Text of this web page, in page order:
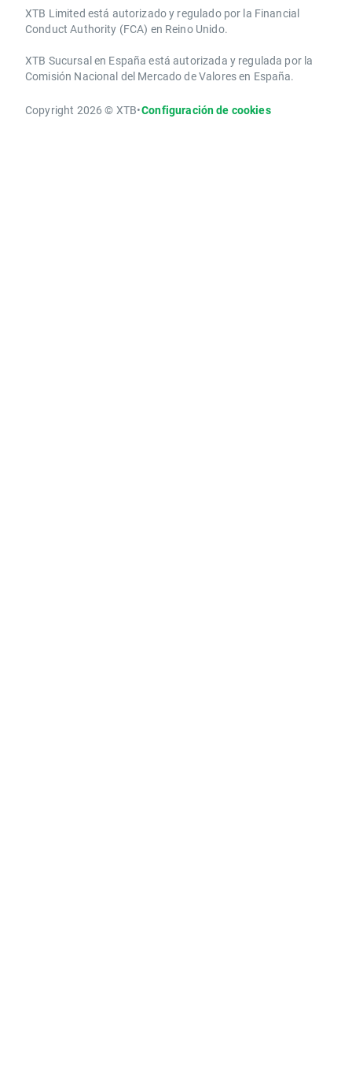
XTB Limited ​está autorizado y regulado por la ​Financial
Conduct Authority ​(FCA) en ​​Reino Unido.
XTB Sucursal en España está autorizada y regulada por la
Comisión Nacional del Mercado de Valores en España.
Copyright 2026 © XTB•Configuración de cookies